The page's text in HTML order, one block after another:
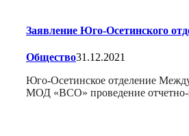
Заявление Юго-Осетинского
Общество31.12.2021
Юго-Осетинское отделение
МОД «ВСО» проведение отчетно-